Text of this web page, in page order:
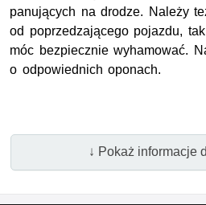
panujących na drodze. Należy
od poprzedzającego pojazdu,
móc bezpiecznie wyhamować.
o odpowiednich oponach.
↓ Pokaż informacje